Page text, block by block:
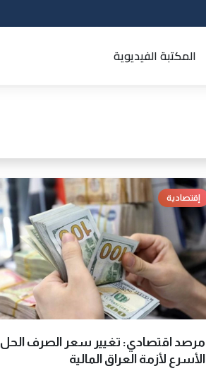
المكتبة الفيديوية
إقتصادية
مرصد اقتصادي: تغيير سعر الصرف الحل
الأسرع لأزمة العراق المالية